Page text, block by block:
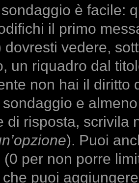
è facile:
il primo
dovresti vedere,
un riquadro dal
non hai il diritto
e
di risposta, scrivila
). Puoi
per non porre
puoi